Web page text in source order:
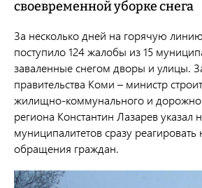
своевременной уборке снега
За несколько дней на горячую
поступило 124 жалобы из 15
заваленные снегом дворы и улицы.
правительства Коми – министр
жилищно-коммунального и
региона Константин Лазарев указал
муниципалитетов сразу реагировать
обращения граждан.